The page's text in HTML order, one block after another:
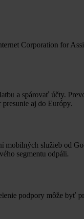
Corporation for
a spárovať účty.
aj do Európy.
služieb od
segmentu odpáli.
podpory môže byť